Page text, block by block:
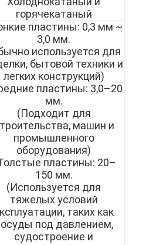
горячекатаный
пластины: 0,3 мм ~
3,0 мм.
используется для
бытовой техники и
легких конструкций)
пластины: 3,0–20
мм.
(Подходит для
машин и
промышленного
оборудования)
пластины: 20–
150 мм.
(Используется для
тяжелых условий
таких как
под давлением,
судостроение и